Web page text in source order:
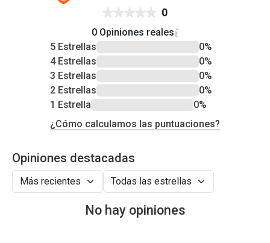
0
0 Opiniones reales
5 Estrellas
0%
4 Estrellas
0%
3 Estrellas
0%
2 Estrellas
0%
1 Estrella
0%
¿Cómo calculamos las puntuaciones?
Opiniones destacadas
No hay opiniones